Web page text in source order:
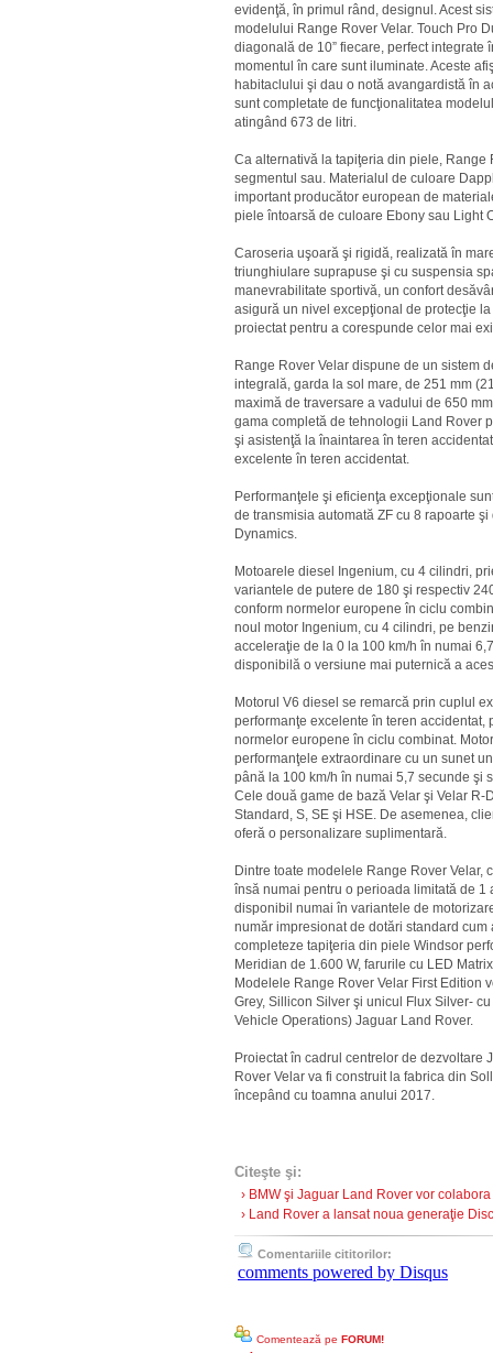
evidenţă, în primul rând, designul. Acest
modelului Range Rover Velar. Touch Pro
diagonală de 10” fiecare, perfect
momentul în care sunt iluminate. Aceste
habitaclului şi dau o notă avangardistă în
sunt completate de funcţionalitatea
atingând 673 de litri.
Ca alternativă la tapiţeria din piele, Range
segmentul sau. Materialul de culoare
important producător european de
piele întoarsă de culoare Ebony sau Light
Caroseria uşoară şi rigidă, realizată în
triunghiulare suprapuse şi cu suspensia
manevrabilitate sportivă, un confort
asigură un nivel excepţional de protecţie
proiectat pentru a corespunde celor mai
Range Rover Velar dispune de un sistem
integrală, garda la sol mare, de 251 mm
maximă de traversare a vadului de 650
gama completă de tehnologii Land Rover
şi asistenţă la înaintarea în teren
excelente în teren accidentat.
Performanţele şi eficienţa excepţionale
de transmisia automată ZF cu 8 rapoarte
Dynamics.
Motoarele diesel Ingenium, cu 4 cilindri,
variantele de putere de 180 şi respectiv
conform normelor europene în ciclu
noul motor Ingenium, cu 4 cilindri, pe
acceleraţie de la 0 la 100 km/h în numai
disponibilă o versiune mai puternică a
Motorul V6 diesel se remarcă prin cuplul
performanţe excelente în teren accidentat,
normelor europene în ciclu combinat.
performanţele extraordinare cu un sunet
până la 100 km/h în numai 5,7 secunde şi
Cele două game de bază Velar şi Velar
Standard, S, SE şi HSE. De asemenea,
oferă o personalizare suplimentară.
Dintre toate modelele Range Rover Velar,
însă numai pentru o perioada limitată de 1
disponibil numai în variantele de
număr impresionat de dotări standard
completeze tapiţeria din piele Windsor
Meridian de 1.600 W, farurile cu LED
Modelele Range Rover Velar First Edition
Grey, Sillicon Silver şi unicul Flux Silver-
Vehicle Operations) Jaguar Land Rover.
Proiectat în cadrul centrelor de
Rover Velar va fi construit la fabrica din
începând cu toamna anului 2017.
Citeşte şi:
› BMW şi Jaguar Land Rover vor
› Land Rover a lansat noua generaţie
Comentariile cititorilor:
comments powered by Disqus
Comentează pe FORUM!